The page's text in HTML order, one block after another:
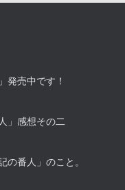
発売中です！
」感想その二
の番人」のこと。